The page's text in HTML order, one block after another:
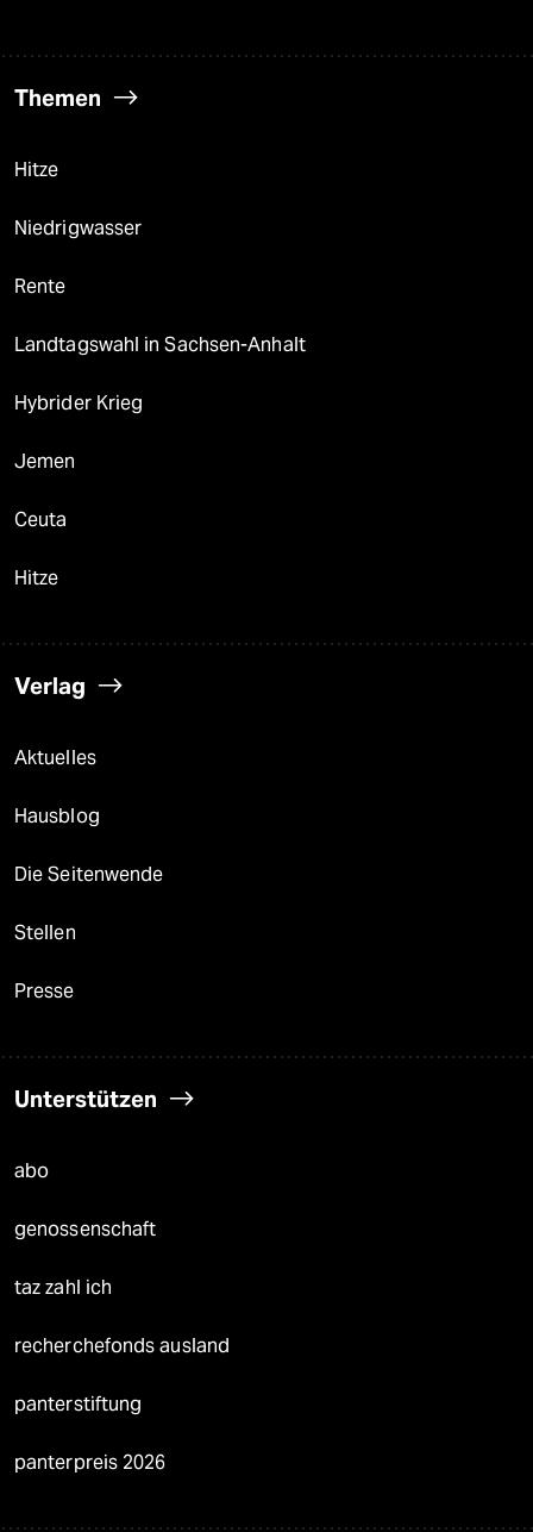
Themen
Hitze
Niedrigwasser
Rente
Landtagswahl in Sachsen-Anhalt
Hybrider Krieg
Jemen
Ceuta
Hitze
Verlag
Aktuelles
Hausblog
Die Seitenwende
Stellen
Presse
Unterstützen
abo
genossenschaft
taz zahl ich
recherchefonds ausland
panterstiftung
panterpreis 2026